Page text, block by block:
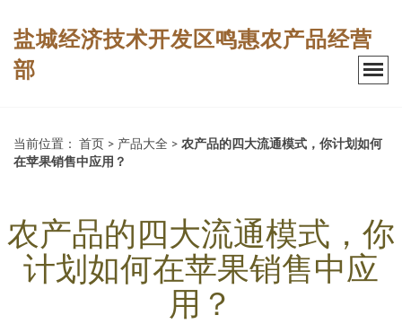
盐城经济技术开发区鸣惠农产品经营
部
当前位置： 首页 > 产品大全 > 农产品的四大流通模式，你计划如何
在苹果销售中应用？
农产品的四大流通模式，你
计划如何在苹果销售中应
用？